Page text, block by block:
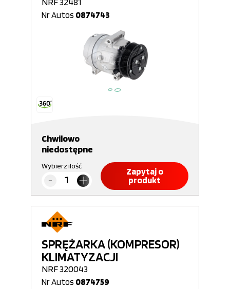
Nr Autos 0874743
Chwilowo
niedostępne
Wybierz ilość
Zapytaj o
produkt
SPRĘŻARKA (KOMPRESOR)
KLIMATYZACJI
NRF 320043
Nr Autos 0874759